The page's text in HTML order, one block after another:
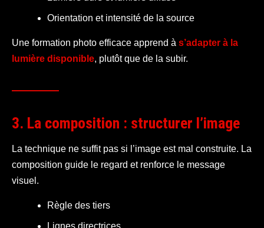
Orientation et intensité de la source
Une formation photo efficace apprend à s’adapter à la
lumière disponible, plutôt que de la subir.
3. La composition : structurer l’image
La technique ne suffit pas si l’image est mal construite. La
composition guide le regard et renforce le message
visuel.
Règle des tiers
Lignes directrices